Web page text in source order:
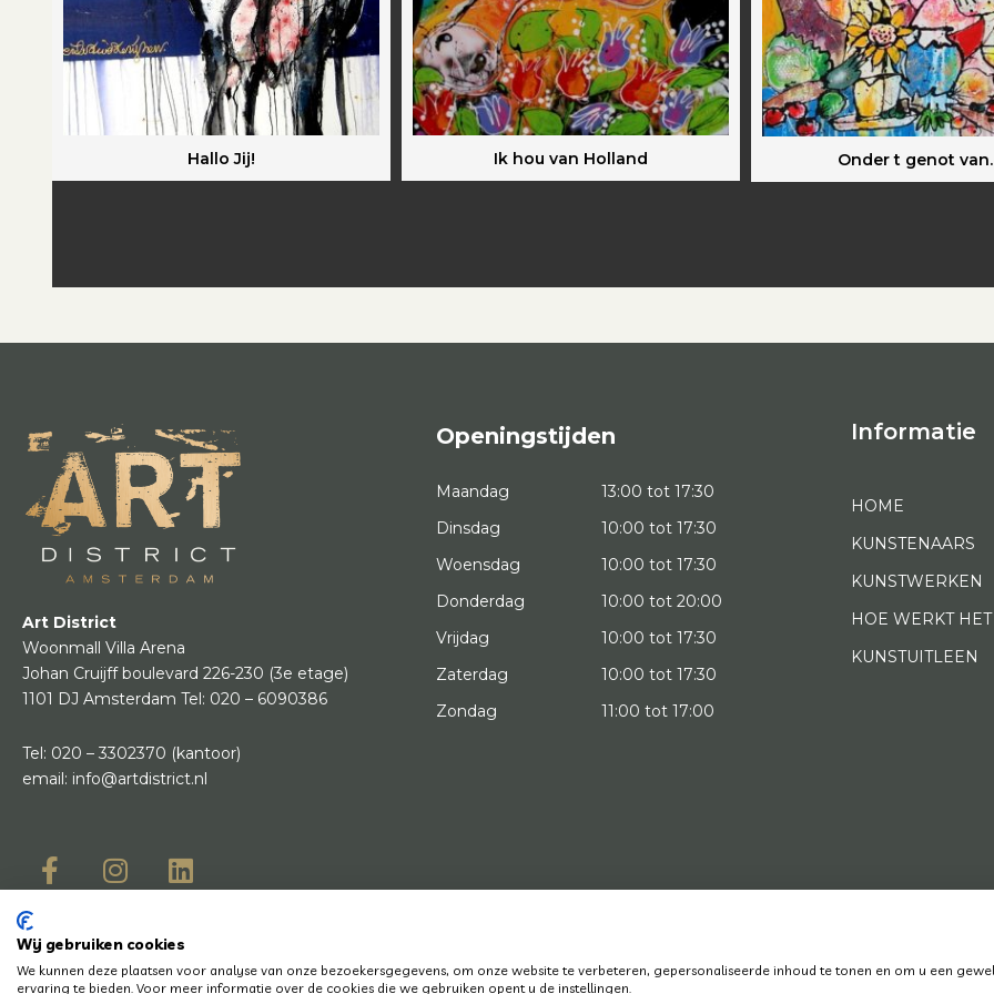
Hallo Jij! Ik hou van Holland Onder t genot
Art District
Woonmall Villa Arena
Johan Cruijff boulevard 226-230 (3e etage)
1101 DJ Amsterdam Tel: 020 – 6090386
Tel: 020 – 3302370 (kantoor)
email: info@artdistrict.nl
Openingstijden
Maandag
13:00 tot 17:30
Dinsdag
10:00 tot 17:30
Woensdag
10:00 tot 17:30
Donderdag
10:00 tot 20:00
Vrijdag
10:00 tot 17:30
Zaterdag
10:00 tot 17:30
Zondag
11:00 tot 17:00
Informatie
HOME
KUNSTENAARS
KUNSTWERKEN
HOE WERKT HET
KUNSTUITLEEN
Heb je een vraag? Laat het ons weten, we helpen je graag en snel!
Wij gebruiken cookies
We kunnen deze plaatsen voor analyse van onze bezoekersgegevens, om onze website te verbeteren, gepersonaliseerde inhoud te tonen en om u een
ervaring te bieden. Voor meer informatie over de cookies die we gebruiken opent u de instellingen.